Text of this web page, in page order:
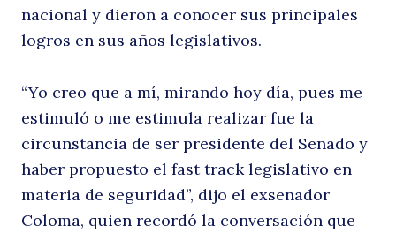
nacional y dieron a conocer sus principales
logros en sus años legislativos.
“Yo creo que a mí, mirando hoy día, pues me
estimuló o me estimula realizar fue la
circunstancia de ser presidente del Senado y
haber propuesto el fast track legislativo en
materia de seguridad”, dijo el exsenador
Coloma, quien recordó la conversación que